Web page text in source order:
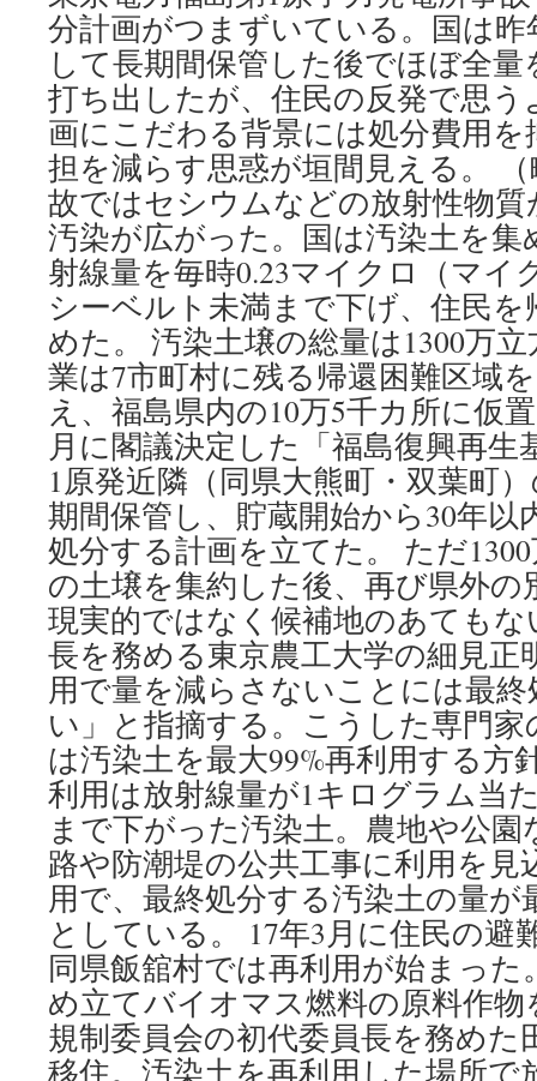
分計画がつまずいている。国は昨
して長期間保管した後でほぼ全
打ち出したが、住民の反発で思
画にこだわる背景には処分費用
担を減らす思惑が垣間見える。
故ではセシウムなどの放射性物
汚染が広がった。国は汚染土を集
射線量を毎時0.23マイクロ（マイ
シーベルト未満まで下げ、住民
めた。 汚染土壌の総量は1300万
業は7市町村に残る帰還困難区域
え、福島県内の10万5千カ所に仮
月に閣議決定した「福島復興再生
1原発近隣（同県大熊町・双葉町
期間保管し、貯蔵開始から30年以
処分する計画を立てた。 ただ
の土壌を集約した後、再び県外
現実的ではなく候補地のあても
長を務める東京農工大学の細見正
用で量を減らさないことには最
い」と指摘する。こうした専門
は汚染土を最大99%再利用する方
利用は放射線量が1キログラム当
まで下がった汚染土。農地や公
路や防潮堤の公共工事に利用を見
用で、最終処分する汚染土の量が
としている。 17年3月に住民の避
同県飯舘村では再利用が始まった
め立てバイオマス燃料の原料作
規制委員会の初代委員長を務めた
移住。汚染土を再利用した場所で